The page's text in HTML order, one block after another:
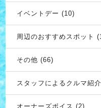
イベントデー (10)
周辺のおすすめスポット
その他 (66)
スタッフによるクルマ紹
オーナーズボイス (2)